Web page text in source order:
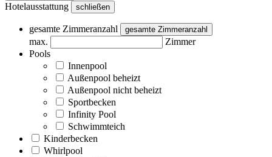
Hotelausstattung schließen
gesamte Zimmeranzahl gesamte Zimmeranzahl
max.
Zimmer
Pools
Innenpool
Außenpool beheizt
Außenpool nicht beheizt
Sportbecken
Infinity Pool
Schwimmteich
Kinderbecken
Whirlpool